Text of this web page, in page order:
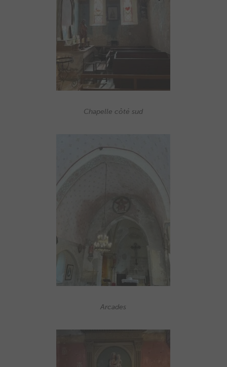
Chapelle côté sud
Arcades